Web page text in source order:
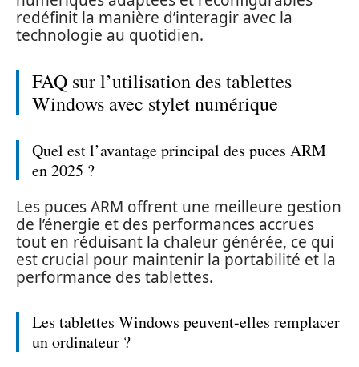
redéfinit la manière d’interagir avec la
technologie au quotidien.
FAQ sur l’utilisation des tablettes
Windows avec stylet numérique
Quel est l’avantage principal des puces ARM
en 2025 ?
Les puces ARM offrent une meilleure gestion
de l’énergie et des performances accrues
tout en réduisant la chaleur générée, ce qui
est crucial pour maintenir la portabilité et la
performance des tablettes.
Les tablettes Windows peuvent-elles remplacer
un ordinateur ?